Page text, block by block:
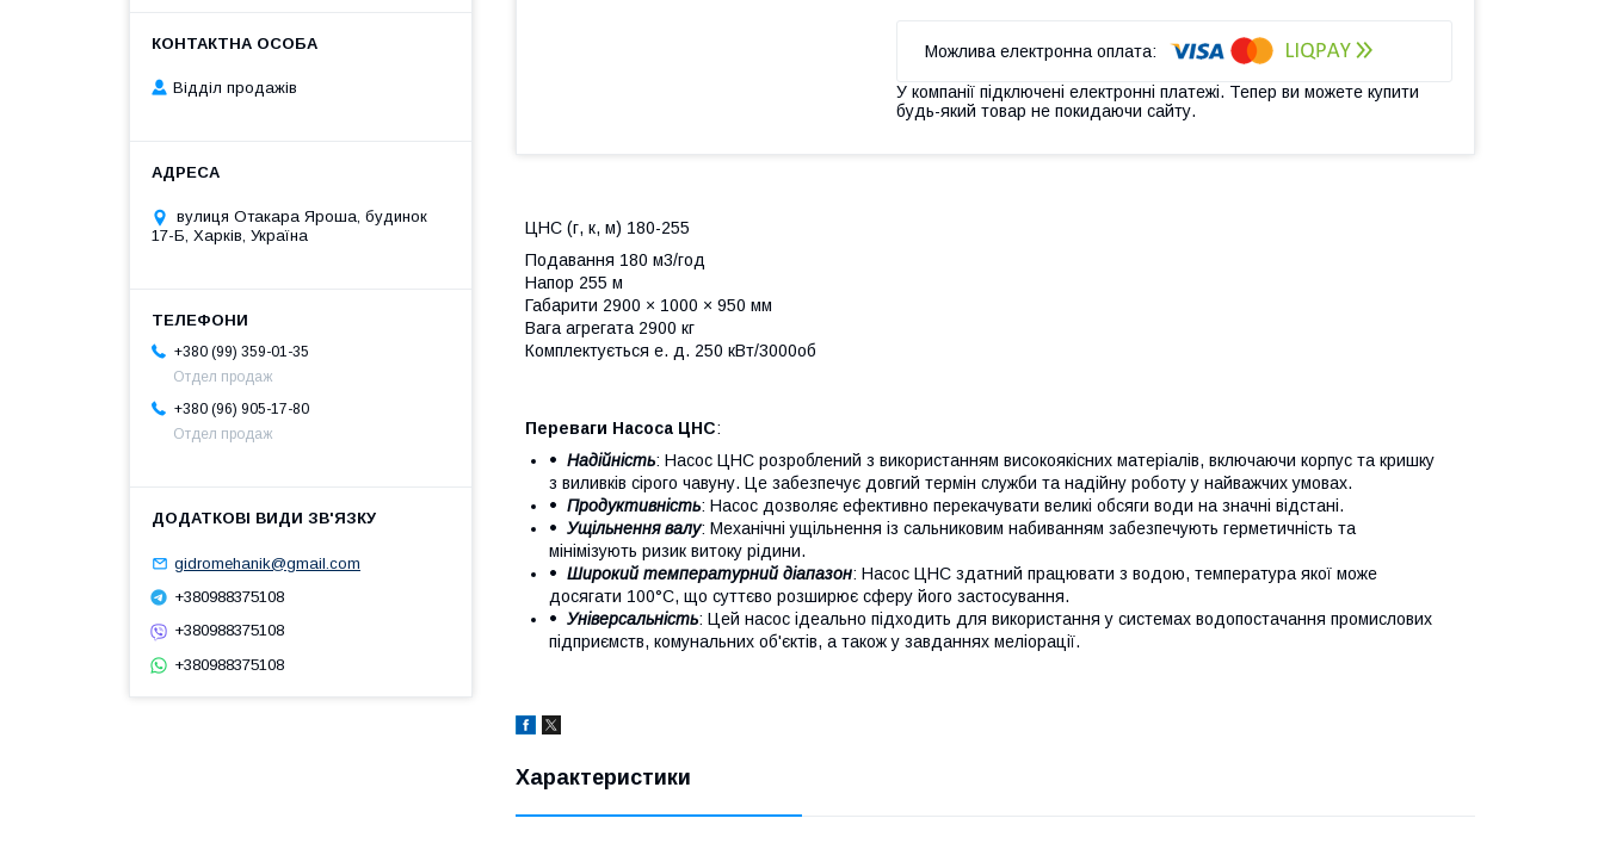
У компанії підключені електронні платежі. Тепер ви можете купити
будь-який товар не покидаючи сайту.
ЦНС (г, к, м) 180-255
Подавання 180 м3/год
Напор 255 м
Габарити 2900 × 1000 × 950 мм
Вага агрегата 2900 кг
Комплектується е. д. 250 кВт/3000об
Переваги Насоса ЦНС:
Надійність: Насос ЦНС розроблений з використанням високоякісних матеріалів, включаючи корпус та кришку
з виливків сірого чавуну. Це забезпечує довгий термін служби та надійну роботу у найважчих умовах.
Продуктивність: Насос дозволяє ефективно перекачувати великі обсяги води на значні відстані.
Ущільнення валу: Механічні ущільнення із сальниковим набиванням забезпечують герметичність та
мінімізують ризик витоку рідини.
Широкий температурний діапазон: Насос ЦНС здатний працювати з водою, температура якої може
досягати 100°C, що суттєво розширює сферу його застосування.
Універсальність: Цей насос ідеально підходить для використання у системах водопостачання промислових
підприємств, комунальних об'єктів, а також у завданнях меліорації.
Характеристики
Відділ продажів
вулиця Отакара Яроша, будинок
17-Б, Харків, Україна
+380 (99) 359-01-35
Отдел продаж
+380 (96) 905-17-80
Отдел продаж
gidromehanik@gmail.com
+380988375108
+380988375108
+380988375108